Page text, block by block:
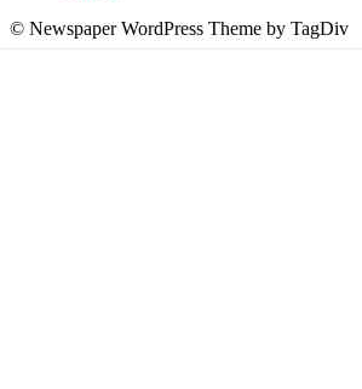
© Newspaper WordPress Theme by TagDiv